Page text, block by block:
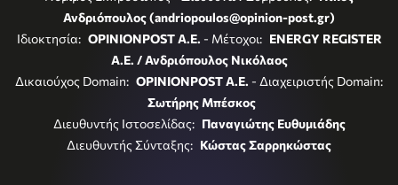
Ανδριόπουλος (andriopoulos@opinion-post.gr)
Ιδιοκτησία: OPINIONPOST A.E. - Μέτοχοι: ENERGY REGISTER
Α.Ε. / Ανδριόπουλος Νικόλαος
Δικαιούχος Domain: OPINIONPOST A.E. - Διαχειριστής Domain:
Σωτήρης Μπέσκος
Διευθυντής Ιστοσελίδας: Παναγιώτης Ευθυμιάδης
Διευθυντής Σύνταξης: Κώστας Σαρρηκώστας